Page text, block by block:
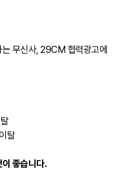
무신사, 29CM 협력광고에
탈
좋습니다.